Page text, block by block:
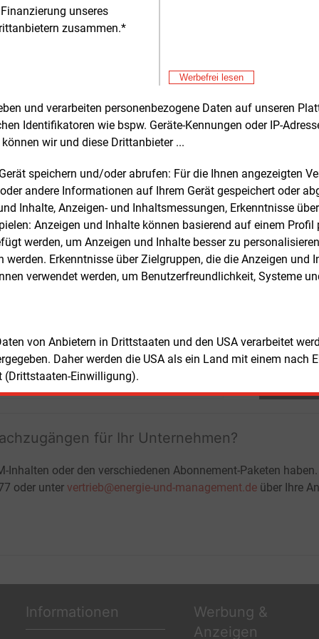
unseres
zusammen.*
Werbefrei lesen
und verarbeiten personenbezogene Daten auf unseren
Identifikatoren wie bspw. Geräte-Kennungen oder IP-
wir und diese Drittanbieter ...
speichern und/oder abrufen: Für die Ihnen angezeigten
andere Informationen auf Ihrem Gerät gespeichert oder
Inhalte, Anzeigen- und Inhaltsmessungen, Erkenntnisse
Anzeigen und Inhalte können basierend auf einem Profil
werden, um Anzeigen und Inhalte besser zu
werden. Erkenntnisse über Zielgruppen, die die Anzeigen und
verwendet werden, um Benutzerfreundlichkeit, Systeme
von Anbietern in Drittstaaten und den USA verarbeitet
Daher werden die USA als ein Land mit einem nach
(Drittstaaten-Einwilligung).
Maßnahmen in den Park
um die natürliche Vielfalt zu
Wildtierkorridore und besonnte
Dies soll, wie das Unternehmen
für einen ökologischen Ausgleich
und dem Erhalt der Biodiversität und
des Bodens dienen.
Verteilnetzbetreiber Netze BW
ein Netzverknüpfungspunkt am
Seetal in etwa 8,8 Kilometer
nördlich des PV-Parks
An diesem wird der Strom
einer Übergabestation in das
Verteilnetz eingespeist werden.
E&M
E&M
E&M
für Ihr Unternehmen?
oder den verschiedenen Abonnement-Paketen haben.
oder unter vertrieb@energie-und-management.de über Ihre
Informationen
Werbung &
Anzeigen